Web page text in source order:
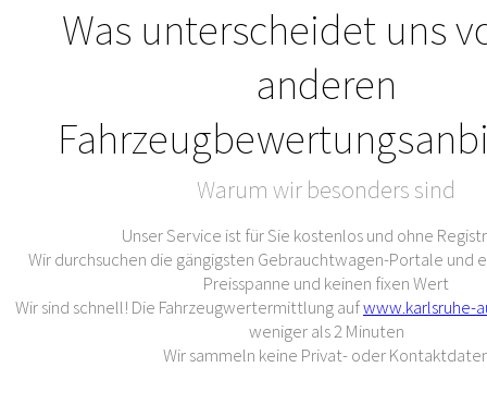
Was unterscheidet uns
anderen
Warum wir besonders sind
Unser Service ist für Sie kostenlos und ohne
Wir durchsuchen die gängigsten Gebrauchtwagen-Portale und
Preisspanne und keinen fixen Wert
Wir sind schnell! Die Fahrzeugwertermittlung aufwww.karlsruhe-
weniger als 2 Minuten
Wir sammeln keine Privat- oder